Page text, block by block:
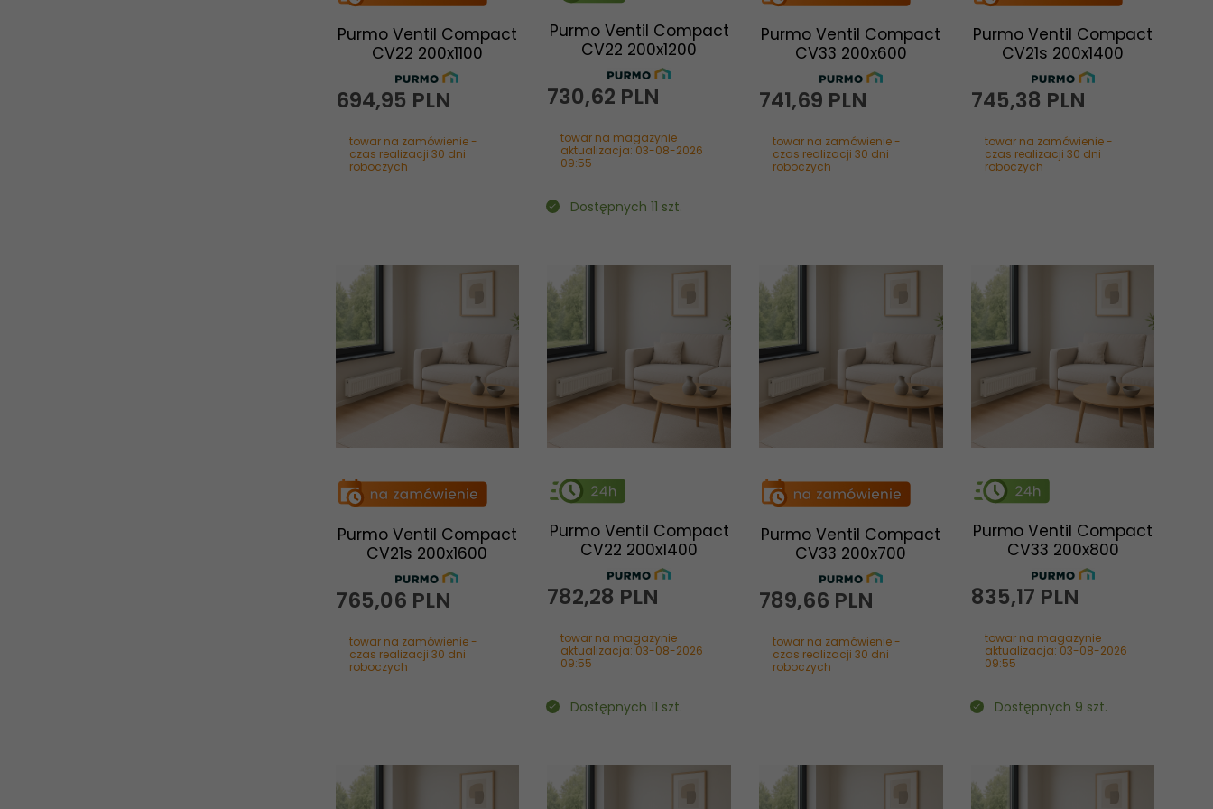
Purmo Ventil Compact
CV22 200x1100
694,95 PLN
towar na zamówienie -
czas realizacji 30 dni
roboczych
Purmo Ventil Compact
CV22 200x1200
730,62 PLN
towar na magazynie
aktualizacja: 03-08-2026
09:55
Dostępnych 11 szt.
Purmo Ventil Compact
CV33 200x600
741,69 PLN
towar na zamówienie -
czas realizacji 30 dni
roboczych
Purmo Ventil Compact
CV21s 200x1400
745,38 PLN
towar na zamówienie -
czas realizacji 30 dni
roboczych
Purmo Ventil Compact
CV21s 200x1600
765,06 PLN
towar na zamówienie -
czas realizacji 30 dni
roboczych
Purmo Ventil Compact
CV22 200x1400
782,28 PLN
towar na magazynie
aktualizacja: 03-08-2026
09:55
Dostępnych 11 szt.
Purmo Ventil Compact
CV33 200x700
789,66 PLN
towar na zamówienie -
czas realizacji 30 dni
roboczych
Purmo Ventil Compact
CV33 200x800
835,17 PLN
towar na magazynie
aktualizacja: 03-08-2026
09:55
Dostępnych 9 szt.